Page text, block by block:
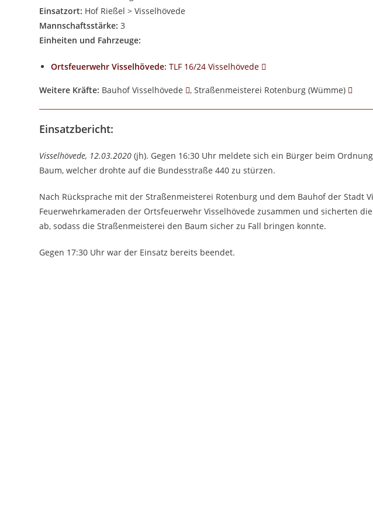
Einsatzort: Hof Rießel > Visselhövede
Mannschaftsstärke: 3
Einheiten und Fahrzeuge:
Ortsfeuerwehr Visselhövede: TLF 16/24 Visselhövede
Weitere Kräfte: Bauhof Visselhövede , Straßenmeisterei Rotenburg (Wümme)
Einsatzbericht:
Visselhövede, 12.03.2020 (jh). Gegen 16:30 Uhr meldete sich ein Bürger beim
Baum, welcher drohte auf die Bundesstraße 440 zu stürzen.
Nach Rücksprache mit der Straßenmeisterei Rotenburg und dem Bauhof der Stadt
Feuerwehrkameraden der Ortsfeuerwehr Visselhövede zusammen und sicherten
ab, sodass die Straßenmeisterei den Baum sicher zu Fall bringen konnte.
Gegen 17:30 Uhr war der Einsatz bereits beendet.